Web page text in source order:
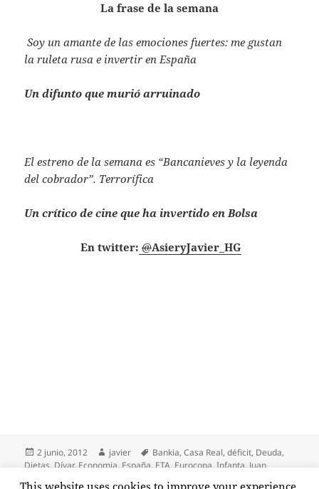
La frase de la semana
Soy un amante de las emociones fuertes: me gustan
la ruleta rusa e invertir en España
Un difunto que murió arruinado
El estreno de la semana es “Bancanieves y la leyenda
del cobrador”. Terrorífica
Un crítico de cine que ha invertido en Bolsa
En twitter: @AsieryJavier_HG
Publicado
el
2 junio, 2012 Autor
javier Etiquetas
Bankia,Casa Real,déficit, Deuda,
Dietas, Dívar, Economia, España, ETA, Eurocopa,Infanta, Juan